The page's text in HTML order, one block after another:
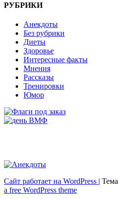
РУБРИКИ
Анекдоты
Без рубрики
Диеты
Здоровье
Интересные факты
Мнения
Рассказы
Тренировки
Юмор
Весёлый и здоровый образ жизни
Сайт работает на WordPress | Тема
a free WordPress theme